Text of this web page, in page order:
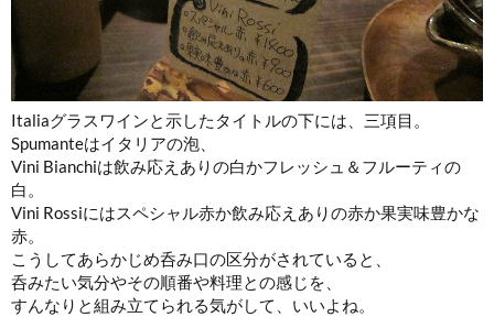
Italiaグラスワインと示したタイトルの下には、三項目。
Spumanteはイタリアの泡、
Vini Bianchiは飲み応えありの白かフレッシュ＆フルーティの
白。
Vini Rossiにはスペシャル赤か飲み応えありの赤か果実味豊かな
赤。
こうしてあらかじめ呑み口の区分がされていると、
呑みたい気分やその順番や料理との感じを、
すんなりと組み立てられる気がして、いいよね。